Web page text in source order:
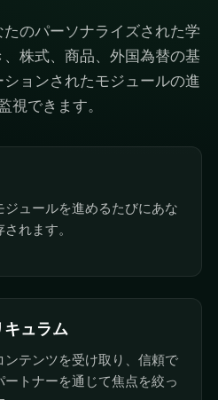
のパーソナライズされた学
株式、商品、外国為替の基
ョンされたモジュールの進
視できます。
ュールを進めるたびにあな
れます。
ュラム
テンツを受け取り、信頼で
トナーを通じて焦点を絞っ